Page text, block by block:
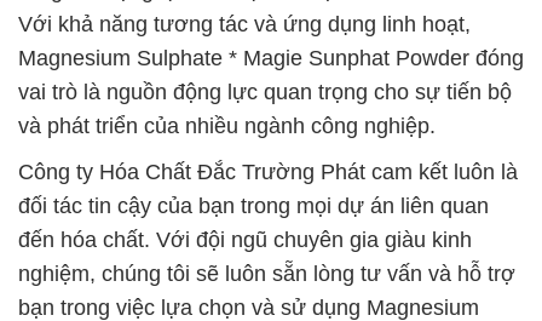
Với khả năng tương tác và ứng dụng linh hoạt,
Magnesium Sulphate * Magie Sunphat Powder đóng
vai trò là nguồn động lực quan trọng cho sự tiến bộ
và phát triển của nhiều ngành công nghiệp.
Công ty Hóa Chất Đắc Trường Phát cam kết luôn là
đối tác tin cậy của bạn trong mọi dự án liên quan
đến hóa chất. Với đội ngũ chuyên gia giàu kinh
nghiệm, chúng tôi sẽ luôn sẵn lòng tư vấn và hỗ trợ
bạn trong việc lựa chọn và sử dụng Magnesium